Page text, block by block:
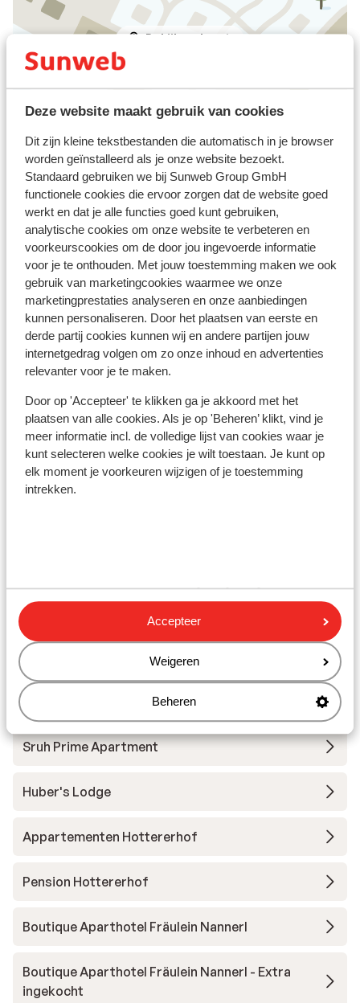
Deze website maakt gebruik van cookies
Dit zijn kleine tekstbestanden die automatisch in je browser
worden geïnstalleerd als je onze website bezoekt.
Standaard gebruiken we bij Sunweb Group GmbH
functionele cookies die ervoor zorgen dat de website goed
werkt en dat je alle functies goed kunt gebruiken,
analytische cookies om onze website te verbeteren en
voorkeurscookies om de door jou ingevoerde informatie
voor je te onthouden. Met jouw toestemming maken we ook
gebruik van marketingcookies waarmee we onze
marketingprestaties analyseren en onze aanbiedingen
kunnen personaliseren. Door het plaatsen van eerste en
derde partij cookies kunnen wij en andere partijen jouw
internetgedrag volgen om zo onze inhoud en advertenties
relevanter voor je te maken.
Door op 'Accepteer' te klikken ga je akkoord met het
plaatsen van alle cookies. Als je op 'Beheren’ klikt, vind je
meer informatie incl. de volledige lijst van cookies waar je
kunt selecteren welke cookies je wilt toestaan. Je kunt op
elk moment je voorkeuren wijzigen of je toestemming
intrekken.
Accepteer
Weigeren
Beheren
Bekijk op kaart
Afstanden
Afstand tot centrum: circa 3,5 kilometer,
köningsleiten circa 3,5 kilometer
Afstand tot luchthaven salzburg circa 148,
kilometer: Innsbruck circa 95 kilometer
Treinstation zell am ziller: 30 km
Langlaufloipe gerlosplatte: 4 km
Skibushalte direct naast het hotel
Afstand tot skilift circa 4, kilometer
Afstand tot dichtstbijzijnde winkels circa 3,5
kilometer
Afstand tot dichtstbijzijnde (mini)supermarkt
circa 3,5 kilometer
Skipas, -les en verhuur
Skipas
Skilessen
Andere accommodaties in Zillertal
Arena
s' Anderl Apparthaus
Sruh Prime Apartment
Huber's Lodge
Appartementen Hottererhof
Pension Hottererhof
Boutique Aparthotel Fräulein Nannerl
Boutique Aparthotel Fräulein Nannerl - Extra
ingekocht